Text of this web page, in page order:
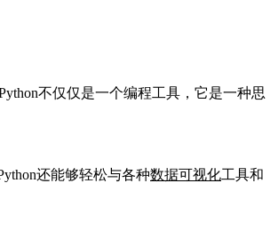
不仅仅是一个编程工具，它是一种思
还能够轻松与各种数据可视化工具和